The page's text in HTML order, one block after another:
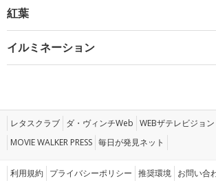
紅葉
イルミネーション
レタスクラブ ダ・ヴィンチWeb WEBザテレビジョン
MOVIE WALKER PRESS 毎日が発見ネット
利用規約 プライバシーポリシー 推奨環境 お問い合